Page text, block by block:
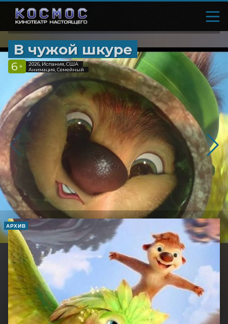
В чужой шкуре
6 +
2026, Испания, США
Анимация, Семейный
АРХИВ